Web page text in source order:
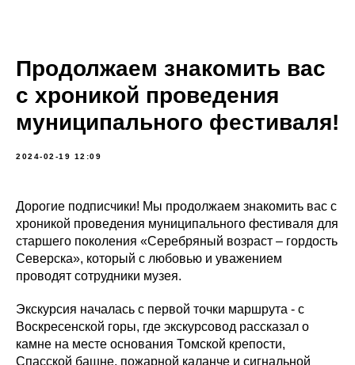
Продолжаем знакомить вас
с хроникой проведения
муниципального фестиваля!
2024-02-19 12:09
Дорогие подписчики! Мы продолжаем знакомить вас с
хроникой проведения муниципального фестиваля для
старшего поколения «Серебряный возраст – гордость
Северска», который с любовью и уважением
проводят сотрудники музея.
Экскурсия началась с первой точки маршрута - с
Воскресенской горы, где экскурсовод рассказал о
камне на месте основания Томской крепости,
Спасской башне, пожарной каланче и сигнальной